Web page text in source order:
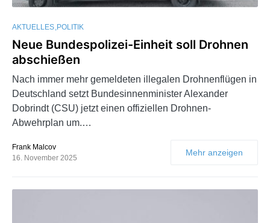
AKTUELLES POLITIK
Neue Bundespolizei-Einheit soll Drohnen
abschießen
Nach immer mehr gemeldeten illegalen Drohnenflügen in
Deutschland setzt Bundesinnenminister Alexander
Dobrindt (CSU) jetzt einen offiziellen Drohnen-
Abwehrplan um.…
Frank Malcov
16. November 2025
Mehr anzeigen